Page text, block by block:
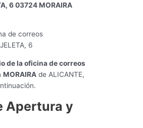
6 03724 MORAIRA
de la oficina de correos
MORAIRA de ALICANTE,
Apertura y